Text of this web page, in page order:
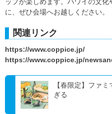
に、ぜひ会場へお越しください。
関連リンク
https://www.coppice.jp/
https://www.coppice.jp/
【春限定】ファ
ぎる